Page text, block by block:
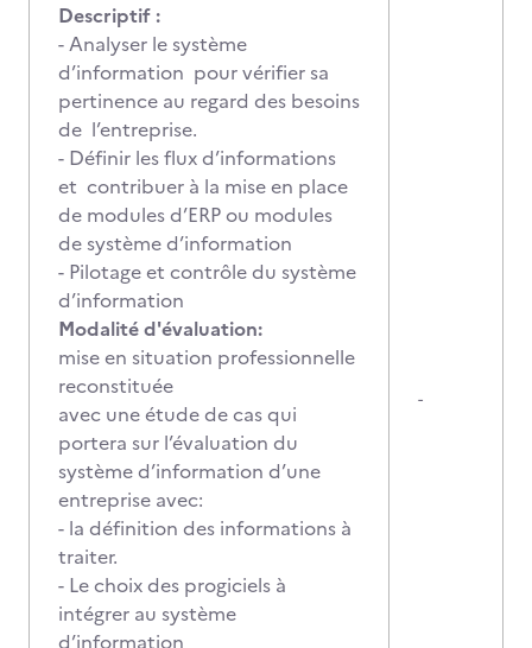
Descriptif :
- Analyser le système
d’information pour vérifier sa
pertinence au regard des besoins
de l’entreprise.
- Définir les flux d’informations
et contribuer à la mise en place
de modules d’ERP ou modules
de système d’information
- Pilotage et contrôle du système
d’information
Modalité d'évaluation:
mise en situation professionnelle
reconstituée
avec une étude de cas qui
portera sur l’évaluation du
système d’information d’une
entreprise avec:
- la définition des informations à
traiter.
- Le choix des progiciels à
intégrer au système
d’information
-